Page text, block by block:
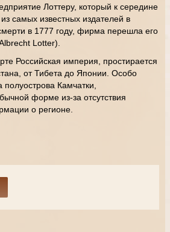
Лоттеру, который к середине
самых известных издателей в
в 1777 году, фирма перешла его
Lotter).
Российская империя, простирается
от Тибета до Японии. Особо
Камчатки,
форме из-за отсутствия
о регионе.